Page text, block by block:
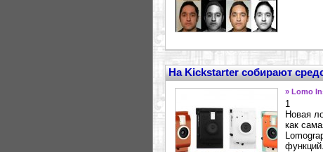
На Kickstarter собирают
» Lomo
1
Новая
как